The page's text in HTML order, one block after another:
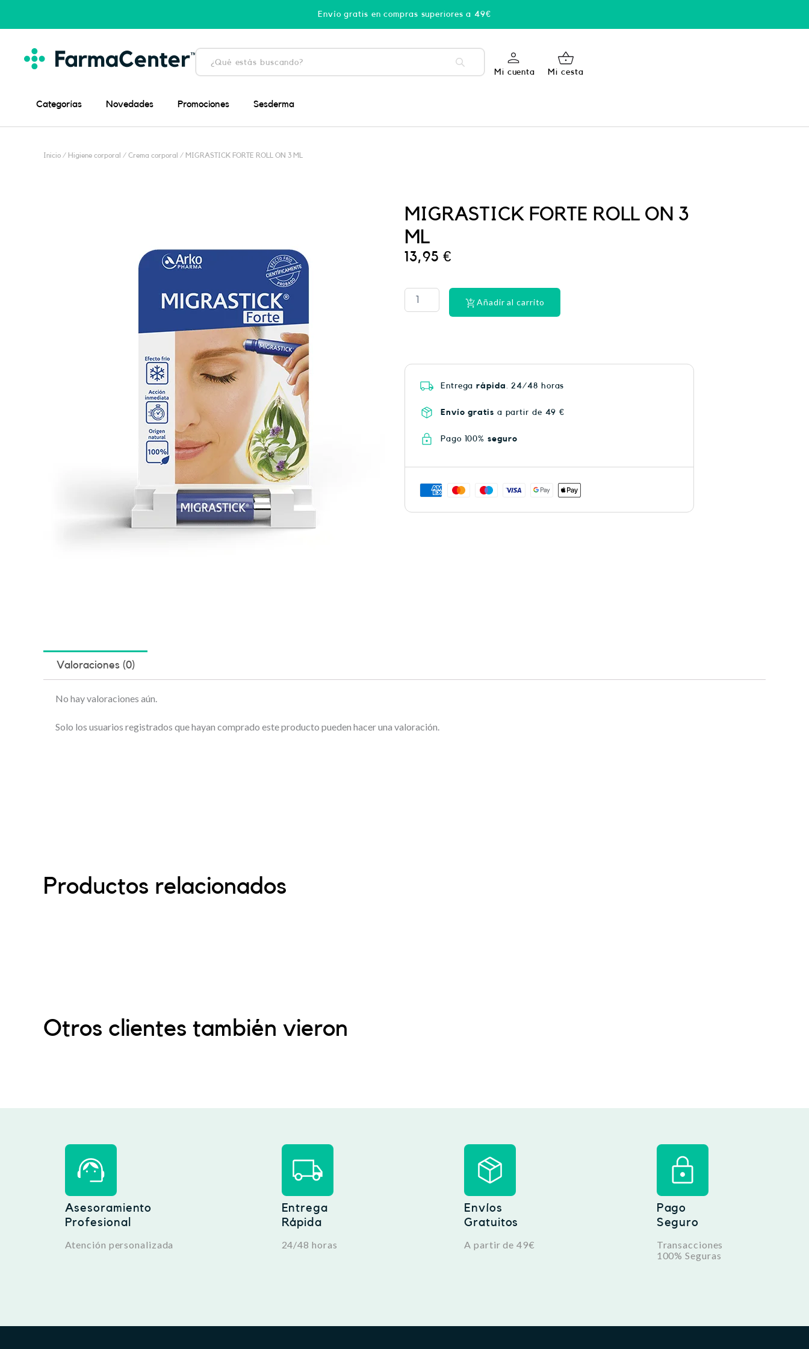
Envío gratis en compras superiores a 49€
Búsqueda
productos
Mi cuenta Mi cesta
Categorías Novedades Promociones Sesderma
Inicio / Higiene corporal / Crema corporal / MIGRASTICK FORTE ROLL ON 3 ML
MIGRASTICK FORTE ROLL ON 3
ML
13,95€
Roche
Posay
Anthelios
Añadir al carrito
Entregarápida . 24/48 horas
Envío gratis a partir de 49 €
Pago 100% seguro
Valoraciones (0)
No hay valoraciones aún.
Solo los usuarios registrados que hayan comprado este producto pueden hacer una valoración.
Productos relacionados
Otros clientes también vieron
Asesoramiento
Profesional
Atención personalizada
Entrega
Rápida
24/48 horas
Envíos
Gratuitos
A partir de 49€
Pago
Seguro
Transacciones
100% Seguras